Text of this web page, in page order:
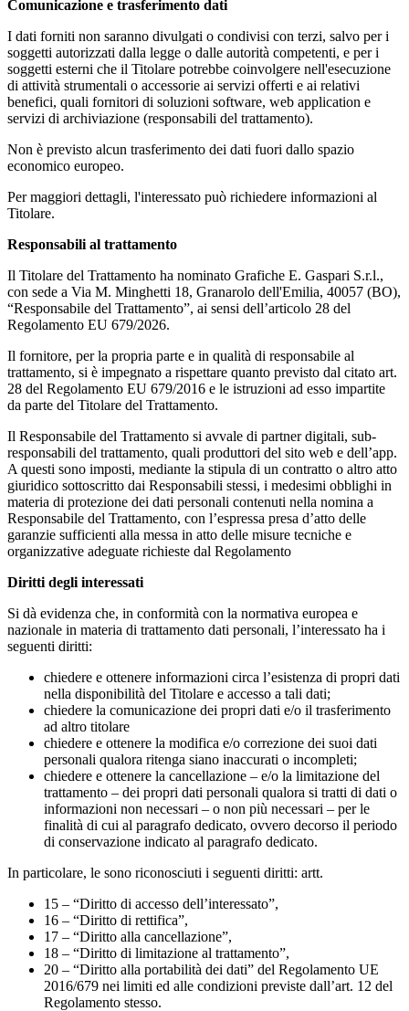
Comunicazione e trasferimento dati
I dati forniti non saranno divulgati o condivisi con terzi, salvo per i
soggetti autorizzati dalla legge o dalle autorità competenti, e per i
soggetti esterni che il Titolare potrebbe coinvolgere nell'esecuzione
di attività strumentali o accessorie ai servizi offerti e ai relativi
benefici, quali fornitori di soluzioni software, web application e
servizi di archiviazione (responsabili del trattamento).
Non è previsto alcun trasferimento dei dati fuori dallo spazio
economico europeo.
Per maggiori dettagli, l'interessato può richiedere informazioni al
Titolare.
Responsabili al trattamento
Il Titolare del Trattamento ha nominato Grafiche E. Gaspari S.r.l.,
con sede a Via M. Minghetti 18, Granarolo dell'Emilia, 40057 (BO),
“Responsabile del Trattamento”, ai sensi dell’articolo 28 del
Regolamento EU 679/2026.
Il fornitore, per la propria parte e in qualità di responsabile al
trattamento, si è impegnato a rispettare quanto previsto dal citato art.
28 del Regolamento EU 679/2016 e le istruzioni ad esso impartite
da parte del Titolare del Trattamento.
Il Responsabile del Trattamento si avvale di partner digitali, sub-
responsabili del trattamento, quali produttori del sito web e dell’app.
A questi sono imposti, mediante la stipula di un contratto o altro atto
giuridico sottoscritto dai Responsabili stessi, i medesimi obblighi in
materia di protezione dei dati personali contenuti nella nomina a
Responsabile del Trattamento, con l’espressa presa d’atto delle
garanzie sufficienti alla messa in atto delle misure tecniche e
organizzative adeguate richieste dal Regolamento
Diritti degli interessati
Si dà evidenza che, in conformità con la normativa europea e
nazionale in materia di trattamento dati personali, l’interessato ha i
seguenti diritti:
chiedere e ottenere informazioni circa l’esistenza di propri dati
nella disponibilità del Titolare e accesso a tali dati;
chiedere la comunicazione dei propri dati e/o il trasferimento
ad altro titolare
chiedere e ottenere la modifica e/o correzione dei suoi dati
personali qualora ritenga siano inaccurati o incompleti;
chiedere e ottenere la cancellazione – e/o la limitazione del
trattamento – dei propri dati personali qualora si tratti di dati o
informazioni non necessari – o non più necessari – per le
finalità di cui al paragrafo dedicato, ovvero decorso il periodo
di conservazione indicato al paragrafo dedicato.
In particolare, le sono riconosciuti i seguenti diritti: artt.
15 – “Diritto di accesso dell’interessato”,
16 – “Diritto di rettifica”,
17 – “Diritto alla cancellazione”,
18 – “Diritto di limitazione al trattamento”,
20 – “Diritto alla portabilità dei dati” del Regolamento UE
2016/679 nei limiti ed alle condizioni previste dall’art. 12 del
Regolamento stesso.